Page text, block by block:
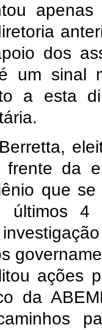
dos
um sinal
a esta
da
que
últimos
ações
da